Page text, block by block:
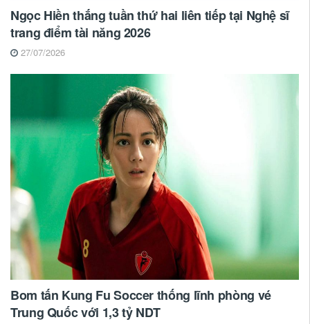
Ngọc Hiền thắng tuần thứ hai liên tiếp tại Nghệ sĩ
trang điểm tài năng 2026
27/07/2026
Bom tấn Kung Fu Soccer thống lĩnh phòng vé
Trung Quốc với 1,3 tỷ NDT